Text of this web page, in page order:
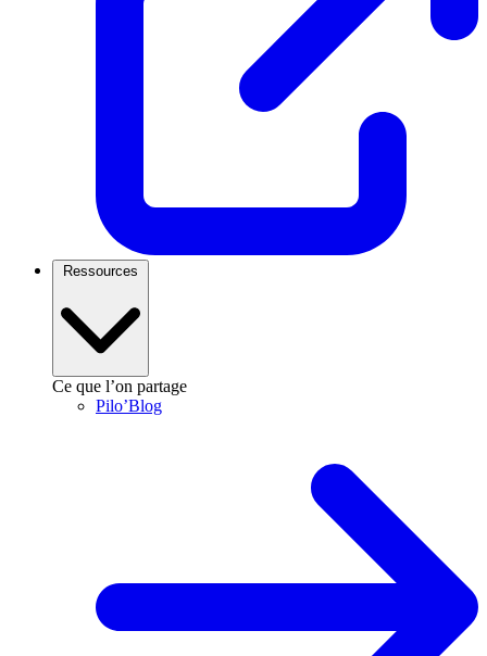
Ressources
Ce que l’on partage
Pilo’Blog